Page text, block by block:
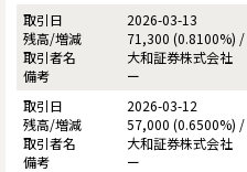
2026-03-13
71,300 (0.8100%) /
大和証券株式会社
ー
2026-03-12
57,000 (0.6500%) /
大和証券株式会社
ー